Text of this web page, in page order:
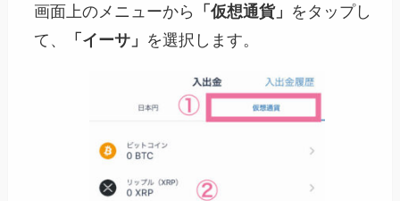
画面上のメニューから 「仮想通貨」 をタップし
て、
「イーサ」 を選択します。